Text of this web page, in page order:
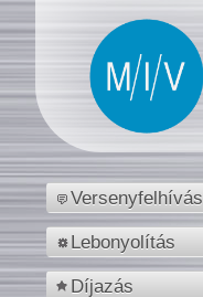
Versenyfelhívás
Lebonyolítás
Díjazás